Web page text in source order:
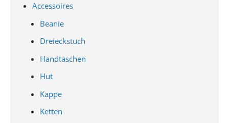
Accessoires
Beanie
Dreieckstuch
Handtaschen
Hut
Kappe
Ketten